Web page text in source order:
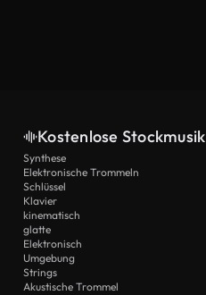
Kostenlose Stockmusik
Synthese
Elektronische Trommeln
Schlüssel
Klavier
kinematisch
glatte
Elektronisch
Umgebung
Strings
Akustische Trommel